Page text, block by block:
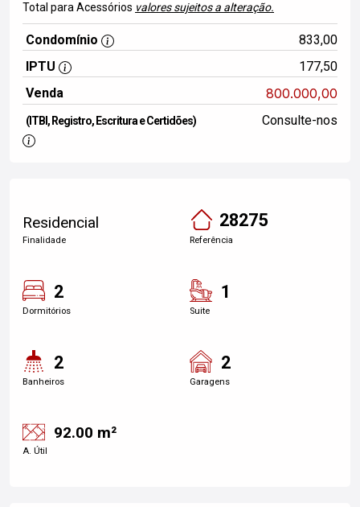
Total para Acessórios valores sujeitos a alteração.
Condomínio
833,00
IPTU
177,50
Venda
800.000,00
(ITBI, Registro, Escritura e Certidões) Consulte-nos
Residencial
Finalidade
28275
Referência
2
Dormitórios
1
Suite
2
Banheiros
2
Garagens
92.00 m²
A. Útil